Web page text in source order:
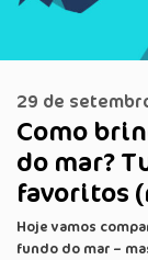
Como
do mar?
favoritos
29 de
Hoje vamos
fundo do mar –